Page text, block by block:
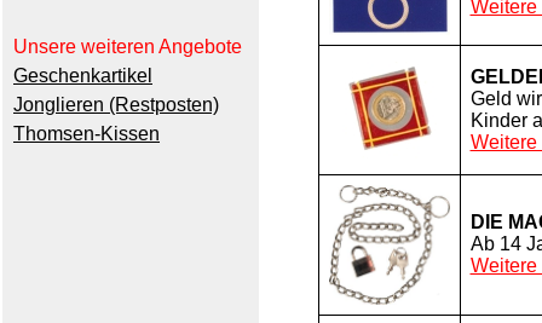
Unsere weiteren Angebote
Geschenkartikel
Jonglieren (Restposten)
Thomsen-Kissen
Weitere
Geld
Kinder
Weitere
DIE
Ab 14
Weitere